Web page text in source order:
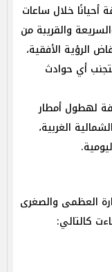
أحيانًا خلال ساعات
والقريبة من
الرؤية الأفقية،
أي حوادث
لهطول أمطار
الغربية،
العظمى والصغرى
كالتالي: